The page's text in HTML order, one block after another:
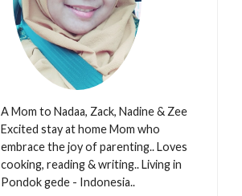
A Mom to Nadaa, Zack, Nadine & Zee
Excited stay at home Mom who
embrace the joy of parenting.. Loves
cooking, reading & writing.. Living in
Pondok gede - Indonesia..